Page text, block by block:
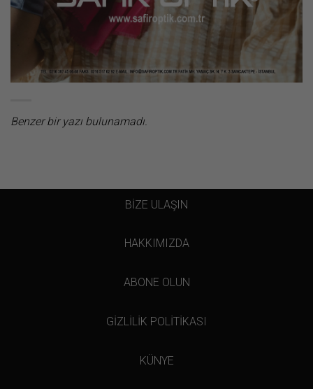
Benzer bir yazı bulunamadı.
BİZE ULAŞIN
HAKKIMIZDA
ABONE OLUN
GİZLİLİK POLİTİKASI
KÜNYE